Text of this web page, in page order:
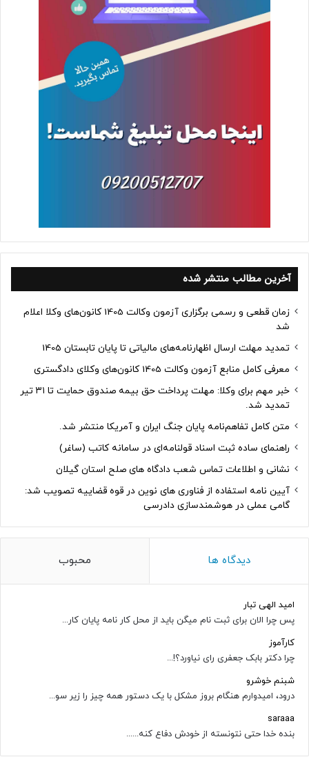
آخرین مطالب منتشر شده
زمان قطعی و رسمی برگزاری آزمون وکالت 1405 کانون‌های وکلا اعلام
شد
تمدید مهلت ارسال اظهارنامه‌های مالیاتی تا پایان تابستان 1405
معرفی کامل منابع آزمون وکالت 1405 کانون‌های وکلای دادگستری
خبر مهم برای وکلا: مهلت پرداخت حق بیمه صندوق حمایت تا ۳۱ تیر
تمدید شد.
متن کامل تفاهم‌نامه پایان جنگ ایران و آمریکا منتشر شد.
راهنمای ساده ثبت اسناد قولنامه‌ای در سامانه کاتب (ساغر)
نشانی و اطلاعات تماس شعب دادگاه های صلح استان گیلان
آیین نامه استفاده از فناوری های نوین در قوه قضاییه تصویب شد:
گامی عملی در هوشمندسازی دادرسی
دیدگاه ها محبوب
امید الهی تبار
پس چرا الان برای ثبت نام میگن باید از محل کار نامه پایان کار...
کارآموز
چرا دکتر بابک جعفری رای نیاورد؟!...
شبنم خوشرو
درود، امیدوارم هنگام بروز مشکل با یک دستور همه چیز را زیر سو...
saraaa
بنده خدا حتی نتونسته از خودش دفاع کنه......